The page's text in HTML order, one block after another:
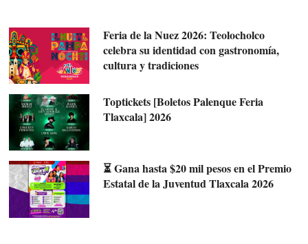
Feria de la Nuez 2026: Teolocholco
celebra su identidad con gastronomía,
cultura y tradiciones
Toptickets [Boletos Palenque Feria
Tlaxcala] 2026
⏳ Gana hasta $20 mil pesos en el Premio
Estatal de la Juventud Tlaxcala 2026